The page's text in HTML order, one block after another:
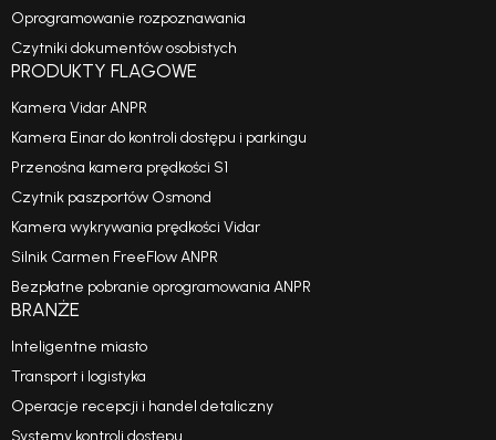
Oprogramowanie rozpoznawania
Czytniki dokumentów osobistych
PRODUKTY FLAGOWE
Kamera Vidar ANPR
Kamera Einar do kontroli dostępu i parkingu
Przenośna kamera prędkości S1
Czytnik paszportów Osmond
Kamera wykrywania prędkości Vidar
Silnik Carmen FreeFlow ANPR
Bezpłatne pobranie oprogramowania ANPR
BRANŻE
Inteligentne miasto
Transport i logistyka
Operacje recepcji i handel detaliczny